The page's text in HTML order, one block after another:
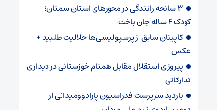
۳ سانحه رانندگی در محورهای استان سمنان؛
کودک ۴ ساله جان باخت
کاپیتان سابق از پرسپولیسی‌ها حلالیت طلبید +
عکس
پیروزی استقلال مقابل همنام خوزستانی در دیداری
تدارکاتی
بازدید سرپرست فدراسیون پارادوومیدانی از